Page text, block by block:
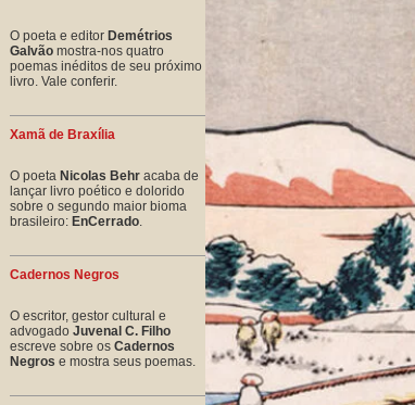
O poeta e editor Demétrios
Galvão mostra-nos quatro
poemas inéditos de seu próximo
livro. Vale conferir.
Xamã de Braxília
O poeta Nicolas Behr acaba de
lançar livro poético e dolorido
sobre o segundo maior bioma
brasileiro: EnCerrado
Cadernos Negros
O escritor, gestor cultural e
advogado Juvenal C. Filho
escreve sobre os Cadernos
Negros e mostra seus poemas.